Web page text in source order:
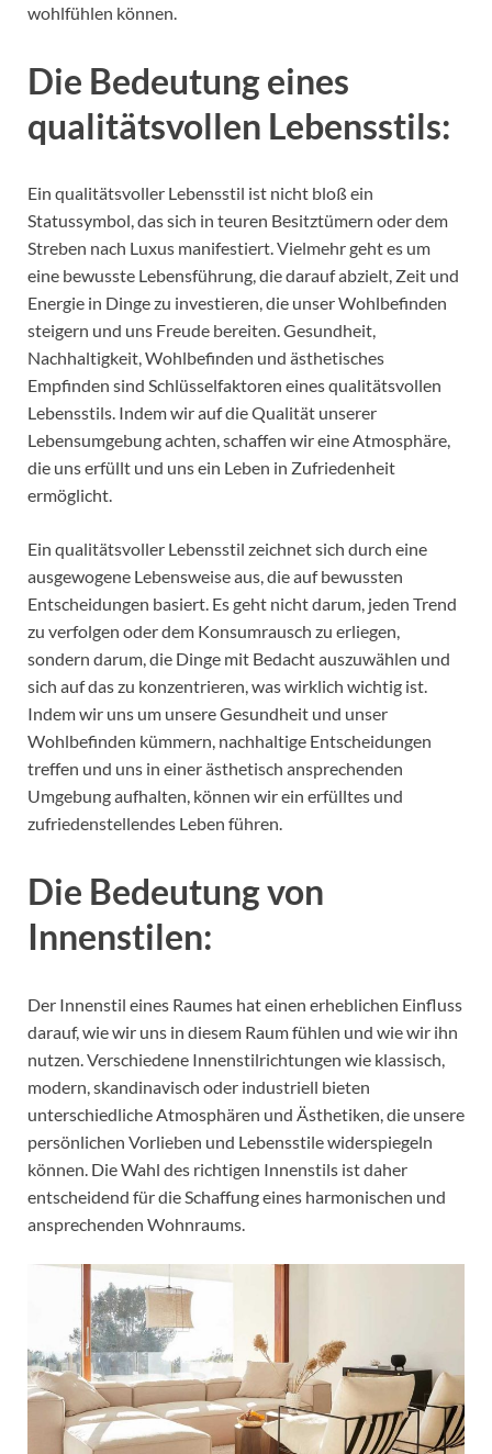
wohlfühlen können.
Die Bedeutung eines
qualitätsvollen Lebensstils:
Ein qualitätsvoller Lebensstil ist nicht bloß ein
Statussymbol, das sich in teuren Besitztümern oder dem
Streben nach Luxus manifestiert. Vielmehr geht es um
eine bewusste Lebensführung, die darauf abzielt, Zeit und
Energie in Dinge zu investieren, die unser Wohlbefinden
steigern und uns Freude bereiten. Gesundheit,
Nachhaltigkeit, Wohlbefinden und ästhetisches
Empfinden sind Schlüsselfaktoren eines qualitätsvollen
Lebensstils. Indem wir auf die Qualität unserer
Lebensumgebung achten, schaffen wir eine Atmosphäre,
die uns erfüllt und uns ein Leben in Zufriedenheit
ermöglicht.
Ein qualitätsvoller Lebensstil zeichnet sich durch eine
ausgewogene Lebensweise aus, die auf bewussten
Entscheidungen basiert. Es geht nicht darum, jeden Trend
zu verfolgen oder dem Konsumrausch zu erliegen,
sondern darum, die Dinge mit Bedacht auszuwählen und
sich auf das zu konzentrieren, was wirklich wichtig ist.
Indem wir uns um unsere Gesundheit und unser
Wohlbefinden kümmern, nachhaltige Entscheidungen
treffen und uns in einer ästhetisch ansprechenden
Umgebung aufhalten, können wir ein erfülltes und
zufriedenstellendes Leben führen.
Die Bedeutung von
Innenstilen:
Der Innenstil eines Raumes hat einen erheblichen Einfluss
darauf, wie wir uns in diesem Raum fühlen und wie wir ihn
nutzen. Verschiedene Innenstilrichtungen wie klassisch,
modern, skandinavisch oder industriell bieten
unterschiedliche Atmosphären und Ästhetiken, die unsere
persönlichen Vorlieben und Lebensstile widerspiegeln
können. Die Wahl des richtigen Innenstils ist daher
entscheidend für die Schaffung eines harmonischen und
ansprechenden Wohnraums.